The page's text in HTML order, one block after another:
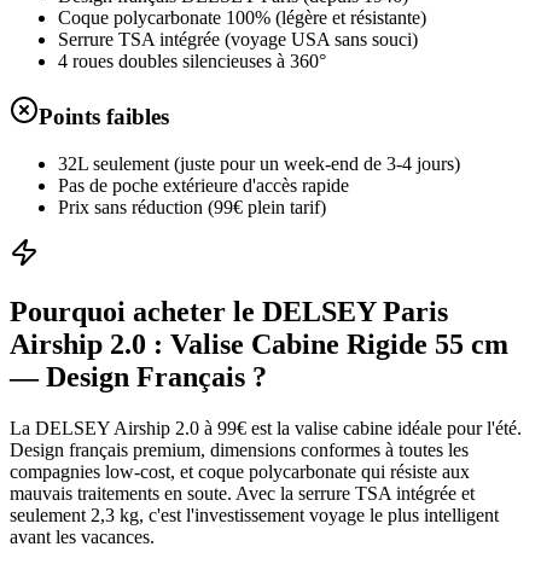
Coque polycarbonate 100% (légère et résistante)
Serrure TSA intégrée (voyage USA sans souci)
4 roues doubles silencieuses à 360°
Points faibles
32L seulement (juste pour un week-end de 3-4 jours)
Pas de poche extérieure d'accès rapide
Prix sans réduction (99€ plein tarif)
Pourquoi acheter le DELSEY Paris
Airship 2.0 : Valise Cabine Rigide 55 cm
— Design Français ?
La DELSEY Airship 2.0 à 99€ est la valise cabine idéale pour l'été.
Design français premium, dimensions conformes à toutes les
compagnies low-cost, et coque polycarbonate qui résiste aux
mauvais traitements en soute. Avec la serrure TSA intégrée et
seulement 2,3 kg, c'est l'investissement voyage le plus intelligent
avant les vacances.